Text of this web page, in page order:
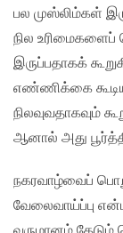
பல முஸ்லிம்கள்
நில
இருப்பதாகக்
எண்ணிக்கை
நிலவுவதாகவும்
ஆனால் அது
நகரவாழ்வைப்
வேலைவாய்ப்பு